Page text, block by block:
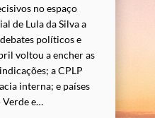
no espaço
de Lula da Silva a
políticos e
voltou a encher as
a CPLP
interna; e países
Verde e…